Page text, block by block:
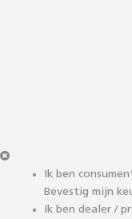
Ik ben
Bevestig mijn
Ik ben dealer /